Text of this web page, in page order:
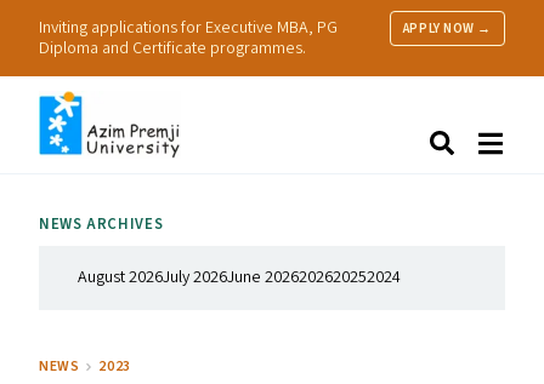
Inviting applications for Executive MBA, PG
Diploma and Certificate programmes.
APPLY NOW →
Research
NEWS ARCHIVES
August 2026July 2026June 2026202620252024
NEWS 2023